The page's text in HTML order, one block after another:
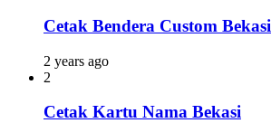
Cetak Bendera Custom Bekasi
2 years ago
2
Cetak Kartu Nama Bekasi